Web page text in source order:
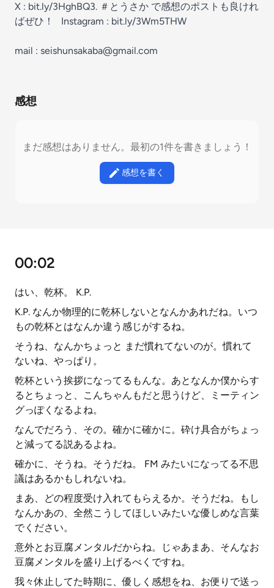
X : bit.ly/3HghBQ3. ＃とうさか で感想のポストも良けれ
ばぜひ！ Instagram : bit.ly/3Wm5THW
mail : seishunsakaba@gmail.com
感想
まだ感想はありません。最初の1件を書きましょう！
感想を書く
00:02
はい、乾杯。 K.P.
K.P. なんか物理的に乾杯しないとなんかあれだね。いつ
もの乾杯とはなんか違う感じがするね。
そうね、なんかちょっと まだ慣れてないのが。慣れて
ないね、やっぱり。
乾杯という挨拶になってるもんな。あとなんか僕からす
るとちょっと、こんちゃんもだと思うけど、ミーティン
グっぽくなるよね。
なんでだろう、その。確かに確かに。砕け具合がちょっ
と減ってる説あるよね。
確かに、そうね。そうだね。 FM みたいになってる不思
議はあるかもしれないね。
まあ、どの程度受け入れてもらえるか。そうだね。もし
なんかあの、全然こうしてほしいみたいな優しめな言葉
でください。
意外とお豆腐メンタルだからね。じゃあまあ、そんなお
豆腐メンタルを盛り上げるべくですね。
我々休止してた時期に、優しく感想をね、お便りで送っ